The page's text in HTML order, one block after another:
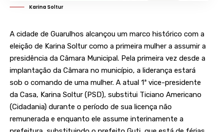
Karina Soltur
A cidade de Guarulhos alcançou um marco histórico com a
eleição de Karina Soltur como a primeira mulher a assumir a
presidência da Câmara Municipal. Pela primeira vez desde a
implantação da Câmara no município, a liderança estará
sob o comando de uma mulher. A atual 1ª vice-presidente
da Casa, Karina Soltur (PSD), substitui Ticiano Americano
(Cidadania) durante o período de sua licença não
remunerada e enquanto ele assume interinamente a